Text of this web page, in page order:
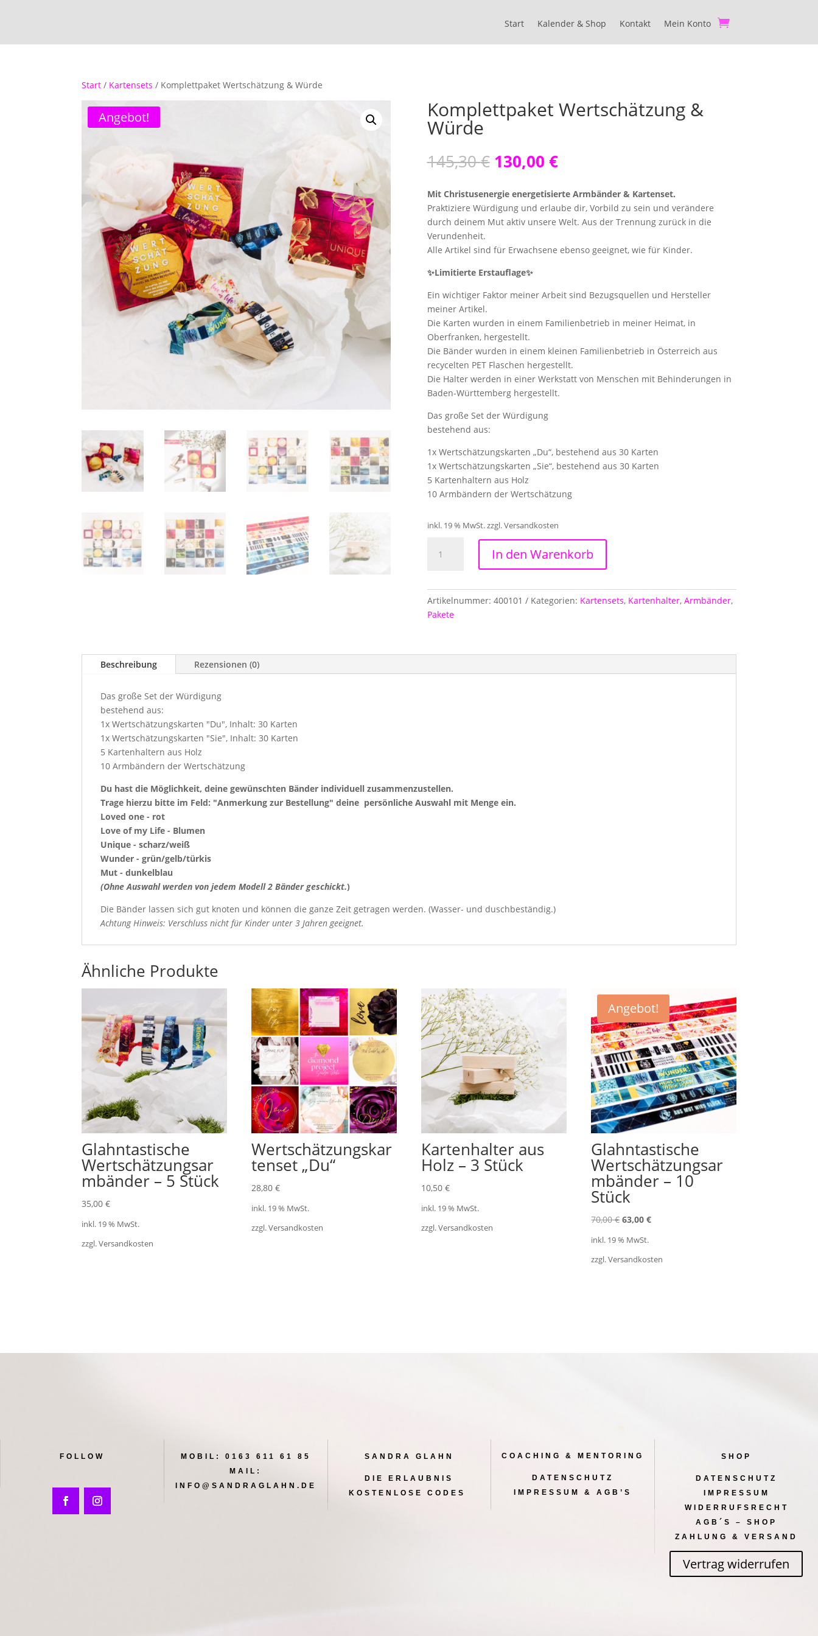
Start Kalender & Shop Kontakt Mein Konto
Start Kalender & Shop Kontakt Mein Konto
Start / Kartensets / Komplettpaket Wertschätzung & Würde
Angebot! Komplettpaket Wertschätzung &
Würde
145,30€ Ursprünglicher
Preis
war:
145,30 €
130,00 €Aktueller
Preis
ist:
130,00 €.
Mit Christusenergie energetisierte Armbänder & Kartenset.
Praktiziere Würdigung und erlaube dir, Vorbild zu sein und verändere
durch deinem Mut aktiv unsere Welt. Aus der Trennung zurück in die
Verundenheit.
Alle Artikel sind für Erwachsene ebenso geeignet, wie für Kinder.
✨Limitierte Erstauflage✨
Ein wichtiger Faktor meiner Arbeit sind Bezugsquellen und Hersteller
meiner Artikel.
Die Karten wurden in einem Familienbetrieb in meiner Heimat, in
Oberfranken, hergestellt.
Die Bänder wurden in einem kleinen Familienbetrieb in Österreich aus
recycelten PET Flaschen hergestellt.
Die Halter werden in einer Werkstatt von Menschen mit Behinderungen in
Baden-Württemberg hergestellt.
Das große Set der Würdigung
bestehend aus:
1x Wertschätzungskarten „Du“, bestehend aus 30 Karten
1x Wertschätzungskarten „Sie“, bestehend aus 30 Karten
5 Kartenhaltern aus Holz
10 Armbändern der Wertschätzung
inkl. 19 % MwSt. zzgl. Versandkosten
Komplettpaket
Wertschätzung
Menge
In den Warenkorb
Artikelnummer: 400101 Kategorien: Kartensets, Kartenhalter, Armbänder,
Pakete
Beschreibung Rezensionen (0)
Das große Set der Würdigung
bestehend aus:
1x Wertschätzungskarten "Du", Inhalt: 30 Karten
1x Wertschätzungskarten "Sie", Inhalt: 30 Karten
5 Kartenhaltern aus Holz
10 Armbändern der Wertschätzung
Du hast die Möglichkeit, deine gewünschten Bänder individuell zusammenzustellen.
Trage hierzu bitte im Feld: "Anmerkung zur Bestellung" deine persönliche Auswahl mit Menge ein.
Loved one - rot
Love of my Life - Blumen
Unique - scharz/weiß
Wunder - grün/gelb/türkis
Mut - dunkelblau
(Ohne Auswahl werden von jedem Modell 2 Bänder geschickt.)
Die Bänder lassen sich gut knoten und können die ganze Zeit getragen werden. (Wasser- und duschbeständig.)
Achtung Hinweis: Verschluss nicht für Kinder unter 3 Jahren geeignet.
Ähnliche Produkte
Glahntastische
Wertschätzungsar
mbänder – 5 Stück
35,00€
inkl. 19 % MwSt.
zzgl. Versandkosten
Wertschätzungskar
tenset „Du“
28,80€
inkl. 19 % MwSt.
zzgl. Versandkosten
Kartenhalter aus
Holz – 3 Stück
10,50€
inkl. 19 % MwSt.
zzgl. Versandkosten
Angebot!
Glahntastische
Wertschätzungsar
mbänder – 10
Stück
70,00€Ursprünglicher
70,00 €
63,00€Aktueller
63,00 €.
inkl. 19 % MwSt.
zzgl. Versandkosten
FOLLOW MOBIL: 0163 611 61 85
MAIL:
INFO@SANDRAGLAHN.DE
SANDRA GLAHN
DIE ERLAUBNIS
KOSTENLOSE CODES
COACHING & MENTORING
DATENSCHUTZ
IMPRESSUM & AGB’S
SHOP
DATENSCHUTZ
IMPRESSUM
WIDERRUFSRECHT
AGB´S – SHOP
ZAHLUNG & VERSAND
Vertrag widerrufen